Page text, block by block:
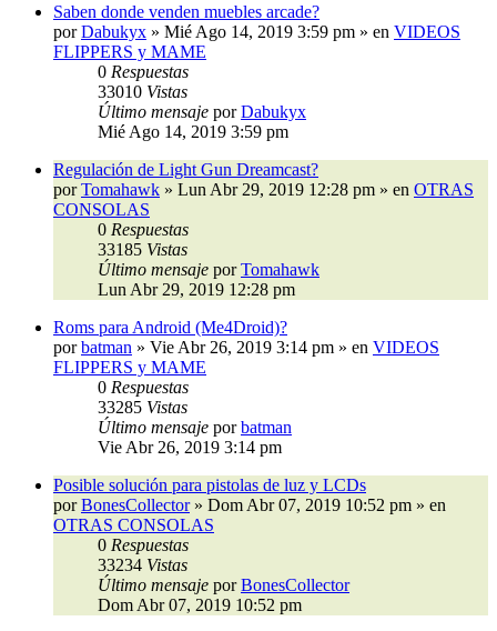
Saben donde venden muebles arcade?
porDabukyx » Mié Ago 14, 2019 3:59 pm » en VIDEOS
FLIPPERS y MAME
0 Respuestas
33010 Vistas
Último mensaje porDabukyx
Mié Ago 14, 2019 3:59 pm
Regulación de Light Gun Dreamcast?
porTomahawk » Lun Abr 29, 2019 12:28 pm » en OTRAS
CONSOLAS
0 Respuestas
33185 Vistas
Último mensaje porTomahawk
Lun Abr 29, 2019 12:28 pm
Roms para Android (Me4Droid)?
porbatman » Vie Abr 26, 2019 3:14 pm » en VIDEOS
FLIPPERS y MAME
0 Respuestas
33285 Vistas
Último mensaje porbatman
Vie Abr 26, 2019 3:14 pm
Posible solución para pistolas de luz y LCDs
porBonesCollector» Dom Abr 07, 2019 10:52 pm » en
OTRAS CONSOLAS
0 Respuestas
33234 Vistas
Último mensaje porBonesCollector
Dom Abr 07, 2019 10:52 pm